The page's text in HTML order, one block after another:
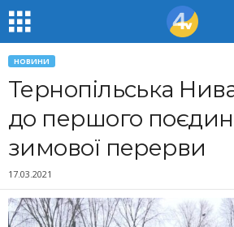
НОВИНИ
Тернопільська
до першого
зимової перерви
17.03.2021